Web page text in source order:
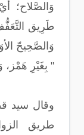
وَالصَّلاح؛
طَرِيق
وَالصَّحِيحّ
" بِغَيْرِ هَمْز،
وقال سيد
طريق